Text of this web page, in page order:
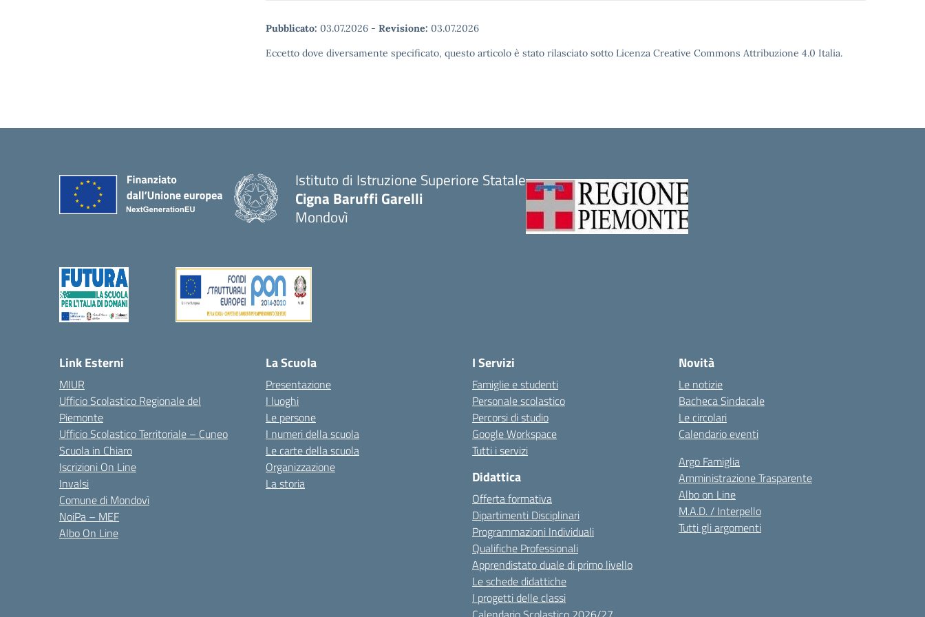
Pubblicato: 03.07.2026 - Revisione: 03.07.2026
Eccetto dove diversamente specificato, questo articolo è stato rilasciato sotto Licenza Creative Commons Attribuzione 4.0 Italia.
Istituto di Istruzione Superiore Statale
Cigna Baruffi Garelli
Mondovì
— Visita la pagina iniziale della scuola
Link Esterni
MIUR
Ufficio Scolastico Regionale del
Piemonte
Ufficio Scolastico Territoriale – Cuneo
Scuola in Chiaro
Iscrizioni On Line
Invalsi
Comune di Mondovì
NoiPa – MEF
Albo On Line
La Scuola
Presentazione
I luoghi
Le persone
I numeri della scuola
Le carte della scuola
Organizzazione
La storia
I Servizi
Famiglie e studenti
Personale scolastico
Percorsi di studio
Google Workspace
Tutti i servizi
Didattica
Offerta formativa
Dipartimenti Disciplinari
Programmazioni Individuali
Qualifiche Professionali
Apprendistato duale di primo livello
Le schede didattiche
I progetti delle classi
Novità
Le notizie
Bacheca Sindacale
Le circolari
Calendario eventi
Argo Famiglia
Amministrazione Trasparente
Albo on Line
M.A.D. / Interpello
Tutti gli argomenti